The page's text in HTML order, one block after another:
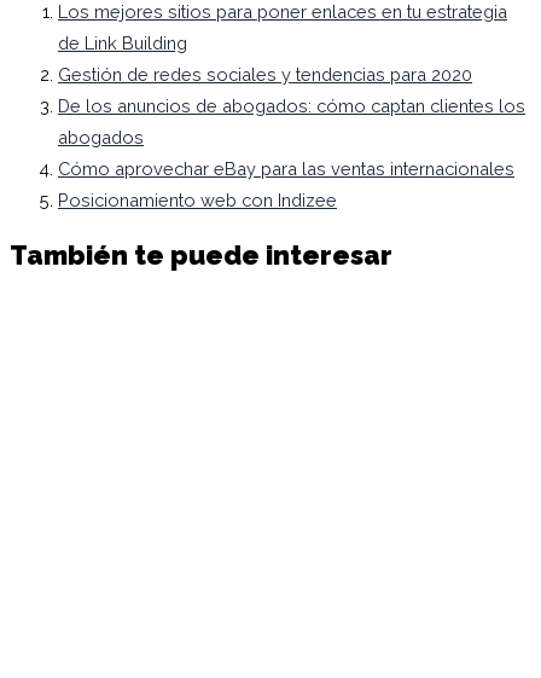
Los mejores sitios para poner enlaces en tu estrategia
de Link Building
Gestión de redes sociales y tendencias para 2020
De los anuncios de abogados: cómo captan clientes los
abogados
Cómo aprovechar eBay para las ventas internacionales
Posicionamiento web con Indizee
También te puede interesar